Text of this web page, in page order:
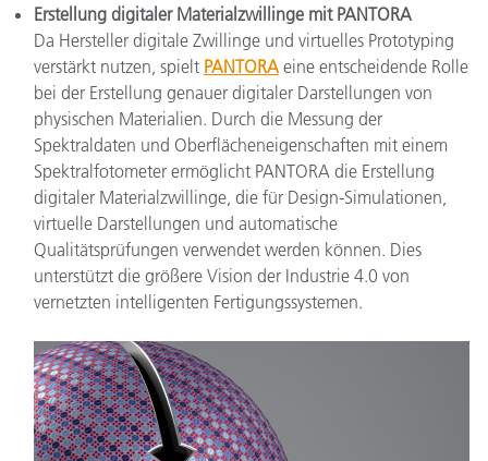
Erstellung digitaler Materialzwillinge mit PANTORA
Da Hersteller digitale Zwillinge und virtuelles Prototyping
verstärkt nutzen, spielt PANTORAeine entscheidende Rolle
bei der Erstellung genauer digitaler Darstellungen von
physischen Materialien. Durch die Messung der
Spektraldaten und Oberflächeneigenschaften mit einem
Spektralfotometer ermöglicht PANTORA die Erstellung
digitaler Materialzwillinge, die für Design-Simulationen,
virtuelle Darstellungen und automatische
Qualitätsprüfungen verwendet werden können. Dies
unterstützt die größere Vision der Industrie 4.0 von
vernetzten intelligenten Fertigungssystemen.